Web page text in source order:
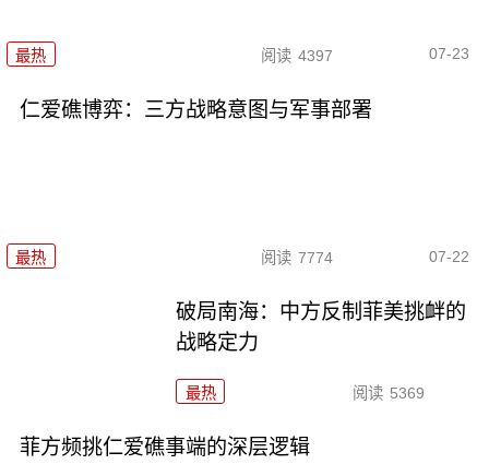
最热 阅读 4397 07-23
仁爱礁博弈：三方战略意图与军事部署
最热 阅读 7774 07-22
破局南海：中方反制菲美挑衅的
战略定力
最热 阅读 5369
菲方频挑仁爱礁事端的深层逻辑